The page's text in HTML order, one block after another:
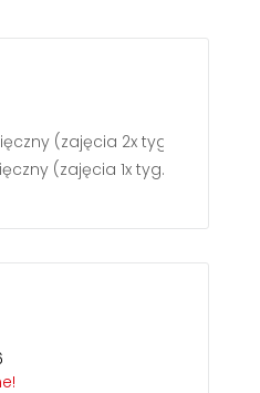
(zajęcia 2x tyg.)
(zajęcia 1x tyg.)